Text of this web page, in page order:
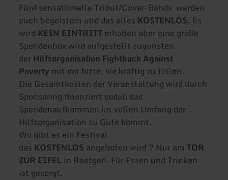
Fünf sensationelle Tribut/Cover-Bands werden
euch begeistern und das alles KOSTENLOS. Es
wird KEIN EINTRITTerhoben aber eine große
Spendenbox wird aufgestellt zugunsten
der Hilfsorganisation Fightback Against
Poverty mit der bitte, sie kräftig zu füllen.
Die Gesamtkosten der Veranstaltung wird durch
Sponsoring finanziert sodaß das
Spendenaufkommen im vollen Umfang der
Hilfsorganisation zu Gute kommt.
Wo gibt es ein Festival
das KOSTENLOS angeboten wird ? Nur amTOR
ZUR EIFEL in Roetgen. Für Essen und Trinken
ist gesorgt.